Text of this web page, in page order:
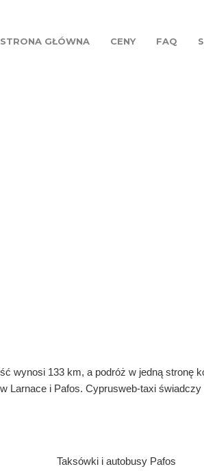
STRONA GŁÓWNA CENY FAQ
wynosi 133 km, a podróż w jedną stronę
Larnace i Pafos. Cyprusweb-taxi świadczy
Taksówki i autobusy Pafos